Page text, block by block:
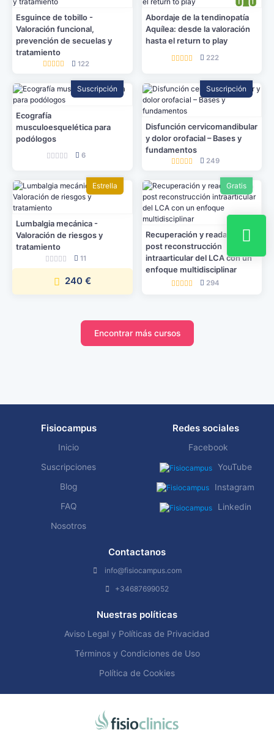
Esguince de tobillo -
Valoración funcional,
prevención de secuelas y
tratamiento
122
Abordaje de la tendinopatía
Aquílea: desde la valoración
hasta el return to play
222
Suscripción
Ecografía
musculoesquelética para
podólogos
6
Suscripción
Disfunción cervicomandibular
y dolor orofacial – Bases y
fundamentos
249
Estrella
Lumbalgia mecánica -
Valoración de riesgos y
tratamiento
11
240 €
Gratis
Recuperación y readaptación
post reconstrucción
intraarticular del LCA con un
enfoque multidisciplinar
294
Encontrar más cursos
Fisiocampus
Inicio
Suscripciones
Blog
FAQ
Nosotros
Redes sociales
Facebook
YouTube
Instagram
Linkedin
Contactanos
info@fisiocampus.com
+34687699052
Nuestras políticas
Aviso Legal y Políticas de Privacidad
Términos y Condiciones de Uso
Política de Cookies